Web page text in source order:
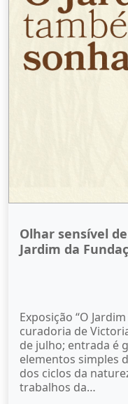
Olhar sensível
Jardim da
Exposição “O
curadoria de
de julho; entrada é
elementos simples
dos ciclos da
trabalhos da…